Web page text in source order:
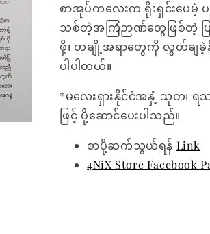
စာအုပ်ကလေးက ရိုးရှင်းပေမဲ့
သစ်တဲ့အကြံဉာဏ်တွေဖြစ်တဲ့ ပ
ဖို့၊ တချို့အရာတွေကို လွှတ်ချ
ပါပါတယ်။
*မလေးရှားနိုင်ငံအနှံ့ သုတ၊ ရသ
ဖြင့် ပို့ဆောင်ပေးပါသည်။
စာပို့ဆက်သွယ်ရန် Link
4NiX Store Facebook